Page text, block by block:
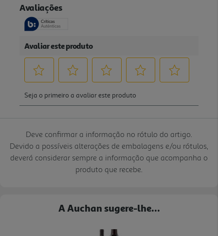
Deve confirmar a informação no rótulo do artigo.
Devido a possíveis alterações de embalagens e/ou rótulos,
deverá considerar sempre a informação que acompanha o
produto que recebe.
A Auchan sugere-lhe...